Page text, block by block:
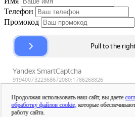
Телефон
Промокод
Нажимая на кнопку вы соглашаетесь
политикой конфиденциальности
Продолжая использовать наш сайт, вы даете
обработку файлов cookie, которые
работу сайта.